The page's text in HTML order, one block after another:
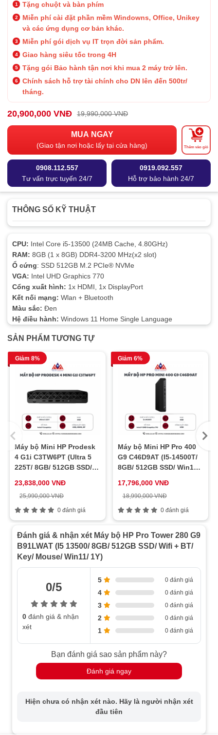
Tặng chuột và bàn phím
Miễn phí cài đặt phần mềm Windowns, Office, Unikey
và các ứng dụng cơ bản khác.
Miễn phí gói dịch vụ IT trọn đời sản phẩm.
Giao hàng siêu tốc trong 4H
Tặng gói Bảo hành tận nơi khi mua 2 máy trở lên.
Chính sách hỗ trợ tài chính cho DN lên đến 500tr/
tháng.
20,900,000 VNĐ 19,990,000 VNĐ
MUA NGAY
(Giao tận nơi hoặc lấy tại cửa hàng) Thêm vào giỏ
0908.112.557
Tư vấn trực tuyến 24/7
0919.092.557
Hỗ trợ bảo hành 24/7
THÔNG SỐ KỸ THUẬT
CPU: Intel Core i5-13500 (24MB Cache, 4.80GHz)
RAM: 8GB (1 x 8GB) DDR4-3200 MHz(x2 slot)
Ổ cứng: SSD 512GB M.2 PCIe® NVMe
VGA: Intel UHD Graphics 770
Cổng xuất hình: 1x HDMI, 1x DisplayPort
Kết nối mạng: Wlan + Bluetooth
Màu sắc: Đen
Hệ điều hành: Windows 11 Home Single Language
SẢN PHẨM TƯƠNG TỰ
Giảm 8%
Máy bộ Mini HP Prodesk
4 G1i C3TW6PT (Ultra 5
225T/ 8GB/ 512GB SSD/
23,838,000 VNĐ
25,990,000 VNĐ
0 đánh giá
Giảm 6%
Máy bộ Mini HP Pro 400
G9 C46D9AT (I5-14500T/
8GB/ 512GB SSD/ Win11/
17,796,000 VNĐ
18,990,000 VNĐ
0 đánh giá
Đánh giá & nhận xét Máy bộ HP Pro Tower 280 G9
B91LWAT (I5 13500/ 8GB/ 512GB SSD/ Wifi + BT/
Key/ Mouse/ Win11/ 1Y)
0/5
0 đánh giá & nhận
xét
5 0 đánh giá
4 0 đánh giá
3 0 đánh giá
2 0 đánh giá
1 0 đánh giá
Bạn đánh giá sao sản phẩm này?
Đánh giá ngay
Hiện chưa có nhận xét nào. Hãy là người nhận xét
đầu tiên